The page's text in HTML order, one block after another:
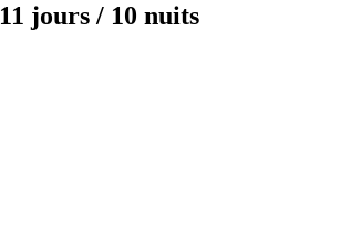
11 jours / 10 nuits